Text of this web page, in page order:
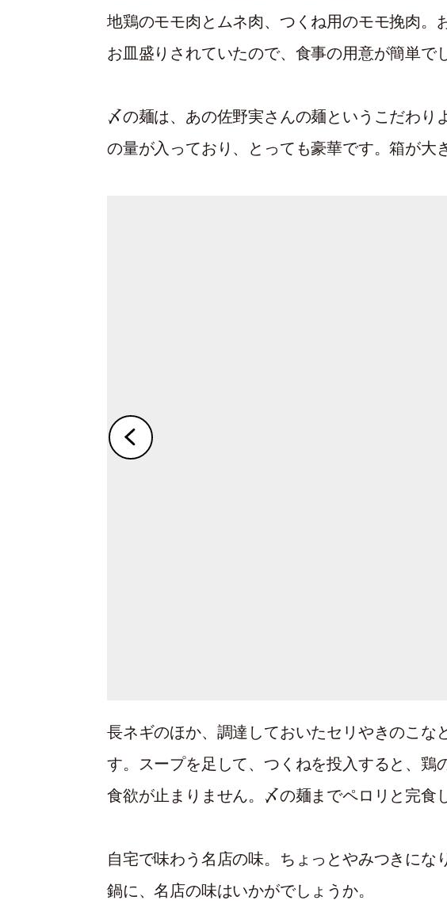
地鶏のモモ肉とムネ肉、つくね用のモモ挽肉。
お皿盛りされていたので、食事の用意が簡単で
〆の麺は、あの佐野実さんの麺というこだわり
の量が入っており、とっても豪華です。箱が大
長ネギのほか、調達しておいたセリやきのこな
す。スープを足して、つくねを投入すると、鶏
食欲が止まりません。〆の麺までペロリと完食
自宅で味わう名店の味。ちょっとやみつきにな
鍋に、名店の味はいかがでしょうか。